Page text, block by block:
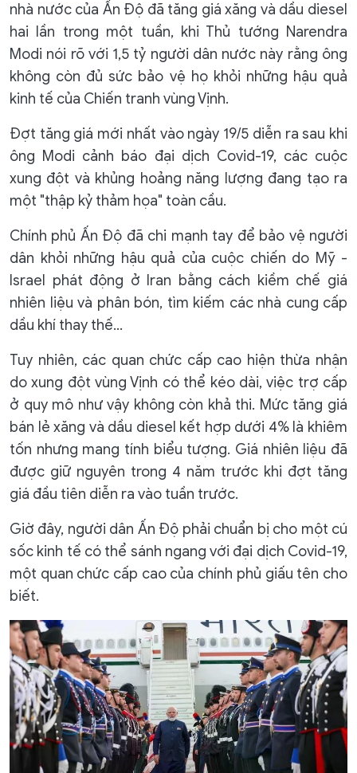
nhà nước của Ấn Độ đã tăng giá xăng và dầu diesel
hai lần trong một tuần, khi Thủ tướng Narendra
Modi nói rõ với 1,5 tỷ người dân nước này rằng ông
không còn đủ sức bảo vệ họ khỏi những hậu quả
kinh tế của Chiến tranh vùng Vịnh.
​​Đợt tăng giá mới nhất vào ngày 19/5 diễn ra sau khi
ông Modi cảnh báo đại dịch Covid-19, các cuộc
xung đột và khủng hoảng năng lượng đang tạo ra
một "thập kỷ thảm họa" toàn cầu.
Chính phủ Ấn Độ đã chi mạnh tay để bảo vệ người
dân khỏi những hậu quả của cuộc chiến do Mỹ -
Israel phát động ở Iran bằng cách kiềm chế giá
nhiên liệu và phân bón, tìm kiếm các nhà cung cấp
dầu khí thay thế...
Tuy nhiên, các quan chức cấp cao hiện thừa nhận
do xung đột vùng Vịnh có thể kéo dài, việc trợ cấp
ở quy mô như vậy không còn khả thi. Mức tăng giá
bán lẻ xăng và dầu diesel kết hợp dưới 4% là khiêm
tốn nhưng mang tính biểu tượng. Giá nhiên liệu đã
được giữ nguyên trong 4 năm trước khi đợt tăng
giá đầu tiên diễn ra vào tuần trước.
Giờ đây, người dân Ấn Độ phải chuẩn bị cho một cú
sốc kinh tế có thể sánh ngang với đại dịch Covid-19,
một quan chức cấp cao của chính phủ giấu tên cho
biết.